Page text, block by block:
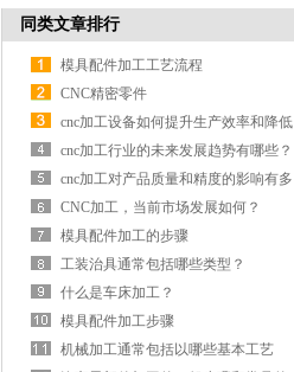
同类文章排行
模具配件加工工艺流程
CNC精密零件
cnc加工设备如何提升生产效率和降低
成本？
cnc加工行业的未来发展趋势有哪些？
cnc加工对产品质量和精度的影响有多
大？
CNC加工，当前市场发展如何？
模具配件加工的步骤
工装治具通常包括哪些类型？
什么是车床加工？
模具配件加工步骤
机械加工通常包括以哪些基本工艺